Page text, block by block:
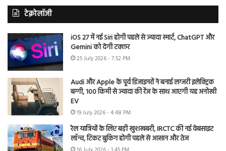
टेक्नोलॉजी
iOS 27 में नई Siri होगी पहले से ज्यादा स्मार्ट, ChatGPT और
Gemini को देगी टक्कर
25 July 2026 - 7:52 PM
Audi और Apple के पूर्व डिजाइनरों ने बनाई लग्जरी इलेक्ट्रिक
बग्गी, 100 किमी से ज्यादा की रेंज के साथ आएगी यह अनोखी
EV
19 July 2026 - 4:48 PM
रेल यात्रियों के लिए बड़ी खुशखबरी, IRCTC की नई वेबसाइट
लॉन्च, टिकट बुकिंग होगी पहले से आसान और तेज